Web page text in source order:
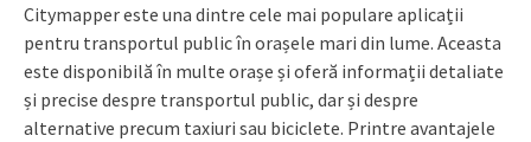
Citymapper este una dintre cele mai populare aplicații
pentru transportul public în orașele mari din lume. Aceasta
este disponibilă în multe orașe și oferă informații detaliate
și precise despre transportul public, dar și despre
alternative precum taxiuri sau biciclete. Printre avantajele